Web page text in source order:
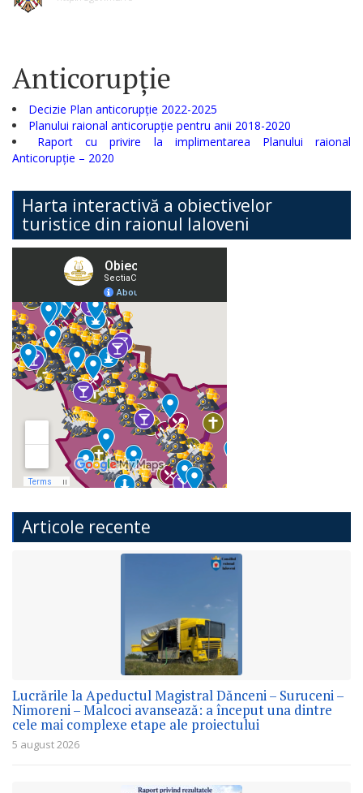
Anticorupție
Decizie Plan anticorupție 2022-2025
Planului raional anticorupție pentru anii 2018-2020
Raport cu privire la implimentarea Planului raional
Anticorupție – 2020
Harta interactivă a obiectivelor
turistice din raionul Ialoveni
Articole recente
Lucrările la Apeductul Magistral Dănceni – Suruceni –
Nimoreni – Malcoci avansează: a început una dintre
cele mai complexe etape ale proiectului
5 august 2026